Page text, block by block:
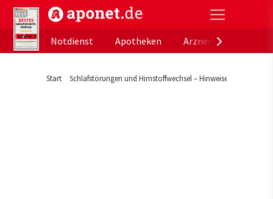
aponet.de - Das offizielle Gesundheitsportal der
Notdienst
Apotheken
Start Schlafstörungen und Hirnstoffwechsel – Hinweise auf Demenz-